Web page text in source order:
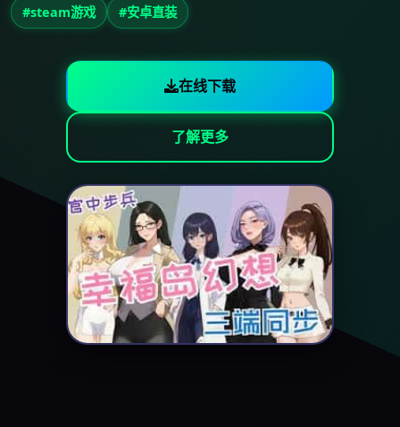
#steam游戏 #安卓直装
在线下载
了解更多